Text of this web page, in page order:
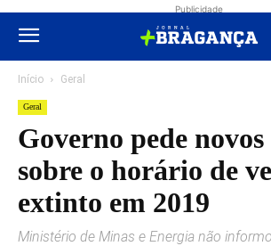
Publicidade
Início Geral
Geral
Governo pede novos
sobre o horário de
extinto em 2019
Ministério de Minas e Energia não